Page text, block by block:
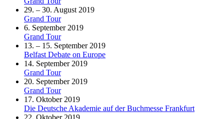
29. – 30. August 2019
Grand Tour
6. September 2019
Grand Tour
13. – 15. September 2019
Belfast Debate on Europe
14. September 2019
Grand Tour
20. September 2019
Grand Tour
17. Oktober 2019
Die Deutsche Akademie auf der Buchmesse Frankfurt
22. Oktober 2019